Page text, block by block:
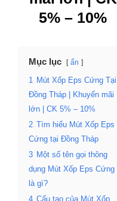
5% – 10%
Mục lục ẩn
1
Mút Xốp Eps Cứng Tại
Đồng Tháp | Khuyến mãi
lớn | CK 5% – 10%
2 Tìm hiểu Mút Xốp Eps
Cứng tại Đồng Tháp
3 Một số tên gọi thông
dụng Mút Xốp Eps Cứng
là gì?
4 Cấu tạo của Mút Xốp